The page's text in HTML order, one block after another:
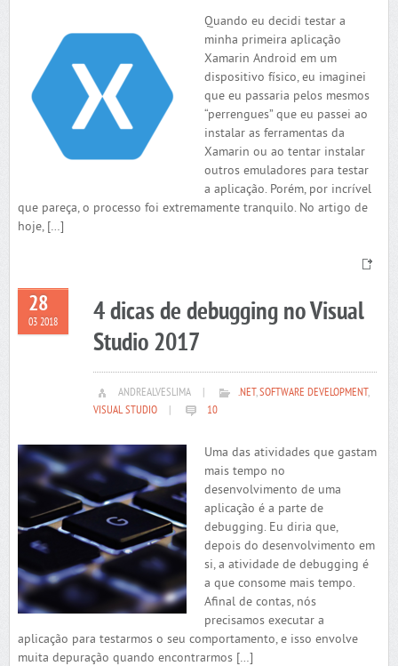
Quando eu decidi testar a
minha primeira aplicação
Xamarin Android em um
dispositivo físico, eu imaginei
que eu passaria pelos mesmos
“perrengues” que eu passei ao
instalar as ferramentas da
Xamarin ou ao tentar instalar
outros emuladores para testar
a aplicação. Porém, por incrível
que pareça, o processo foi extremamente tranquilo. No artigo de
hoje, […]
28
03 2018
4 dicas de debugging no Visual
Studio 2017
ANDREALVESLIMA .NET,SOFTWARE DEVELOPMENT,
VISUAL STUDIO
10
Uma das atividades que gastam
mais tempo no
desenvolvimento de uma
aplicação é a parte de
debugging. Eu diria que,
depois do desenvolvimento em
si, a atividade de debugging é
a que consome mais tempo.
Afinal de contas, nós
precisamos executar a
aplicação para testarmos o seu comportamento, e isso envolve
muita depuração quando encontrarmos […]